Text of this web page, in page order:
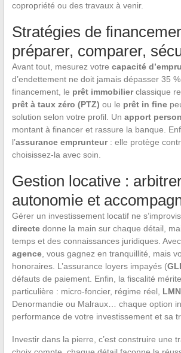
copropriété ou des travaux à venir.
Stratégies de
préparer, comparer,
Avant tout, mesurez votre capacité
d’endettement ne doit jamais dépasser 35
financement, le prêt immobilierclassique
prêt à taux zéro (PTZ) ou le prêt in fine
solution selon votre profil. Un apport
montant à financer et rassure la banque.
l’assurance emprunteur: elle protège
choisissez-la avec soin.
Gestion locative :
autonomie et
Gérer un investissement locatif ne
directedonne la main sur chaque détail,
temps et des connaissances juridiques.
agence, vous gagnez en tranquillité, mais
honoraires. L’assurance loyers impayés (GLI
défauts de paiement. Enfin, la fiscalité
particulière : micro-foncier, régime réel,
Denormandie ou Malraux… chaque option
performance de votre investissement et sa
Investir dans la pierre, c’est construire une